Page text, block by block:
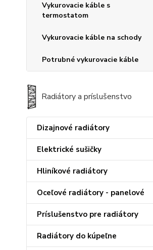
Vykurovacie káble s
termostatom
Vykurovacie káble na schody
Potrubné vykurovacie káble
Radiátory a príslušenstvo
Dizajnové radiátory
Elektrické sušičky
Hliníkové radiátory
Oceľové radiátory - panelové
Príslušenstvo pre radiátory
Radiátory do kúpeľne